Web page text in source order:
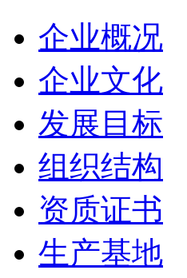
企业概况
企业文化
发展目标
组织结构
资质证书
生产基地